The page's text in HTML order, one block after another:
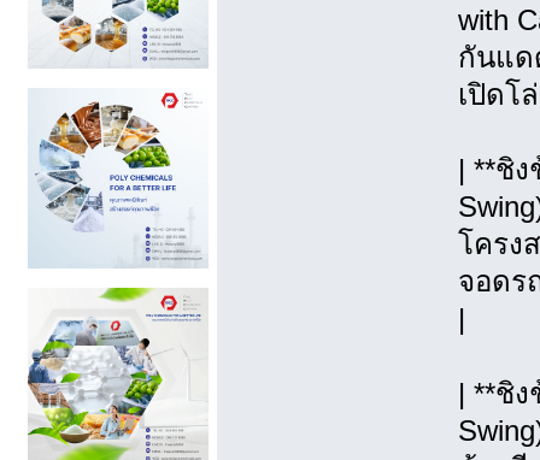
with
กันแด
เปิดโ
| **ชิ
โครง
จอดร
|
| **ชิ